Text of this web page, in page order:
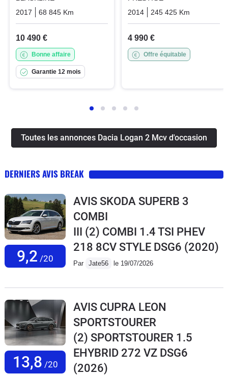
2017
68 845 Km Essence
10 490 €
Bonne affaire
Garantie 12 mois
2014
245 425 Km
4 990 €
Offre équitable
Toutes les annonces Dacia Logan 2 Mcv d'occasion
DERNIERS AVIS BREAK
9,2 /20
AVIS SKODA SUPERB 3
COMBI
III (2) COMBI 1.4 TSI PHEV
218 8CV STYLE DSG6 (2020)
Par Jate56 le 19/07/2026
13,8 /20
AVIS CUPRA LEON
SPORTSTOURER
(2) SPORTSTOURER 1.5
EHYBRID 272 VZ DSG6
(2026)